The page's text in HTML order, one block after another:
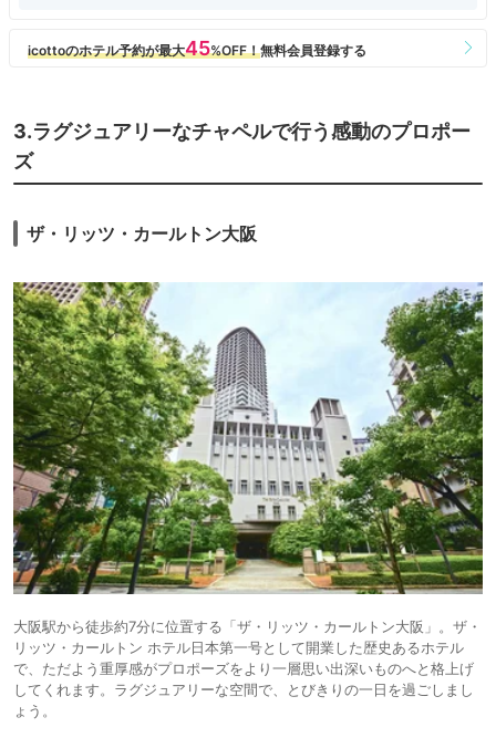
3.ラグジュアリーなチャペルで行う感動のプロポー
ズ
ザ・リッツ・カールトン大阪
大阪駅から徒歩約7分に位置する「ザ・リッツ・カールトン大阪」。ザ・
リッツ・カールトン ホテル日本第一号として開業した歴史あるホテル
で、ただよう重厚感がプロポーズをより一層思い出深いものへと格上げ
してくれます。ラグジュアリーな空間で、とびきりの一日を過ごしまし
ょう。